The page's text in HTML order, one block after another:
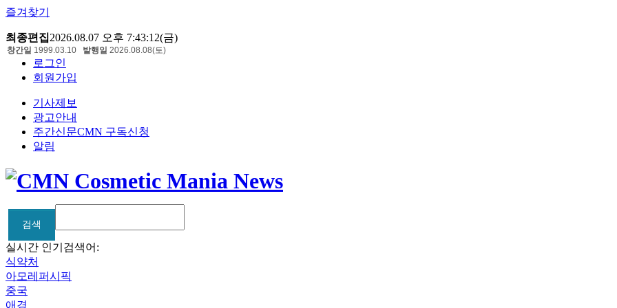
즐겨찾기
최종편집2026.08.07 오후 7:43:12(금)
로그인
회원가입
기사제보
광고안내
주간신문CMN 구독신청
알림
창간일 1999.03.10 발행일 2026.08.08(토)
검색
검색
실시간 인기검색어:
식약처
아모레퍼시픽
중국
애경